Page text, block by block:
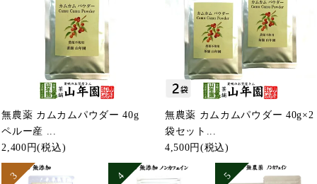
無農薬 カムカムパウダー 40g
ペルー産 ...
2,400円(税込)
無農薬 カムカムパウダー 40g×2
袋セット...
4,500円(税込)